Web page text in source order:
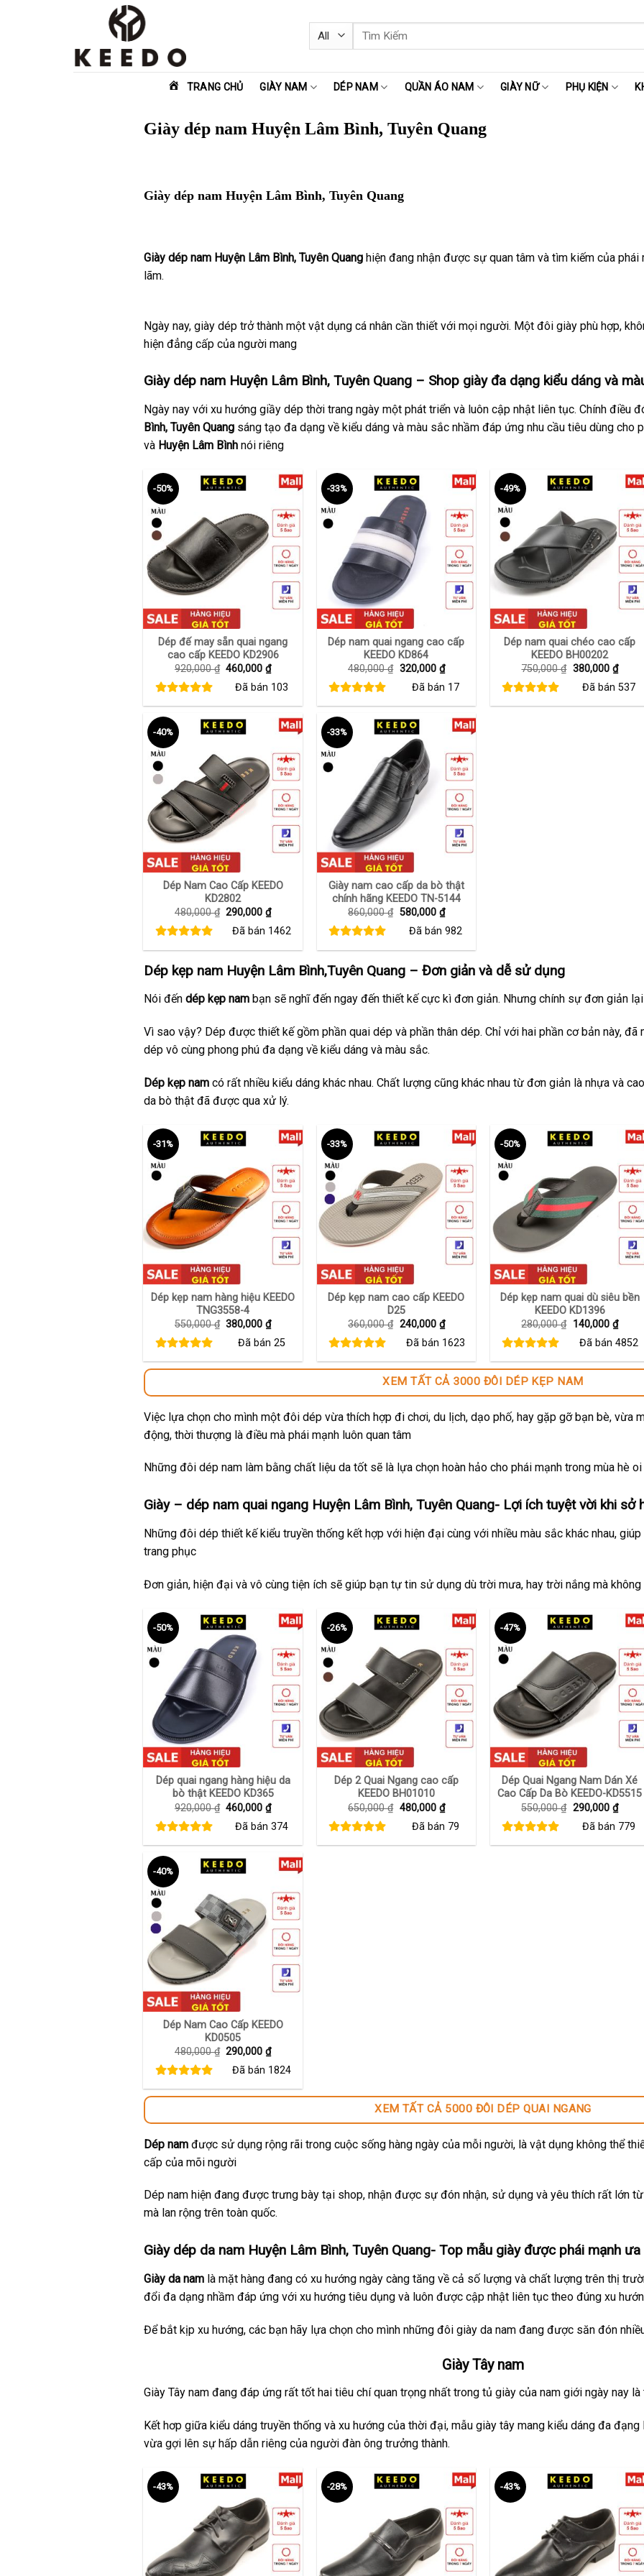
Tìm
kiếm:
TRANG CHỦ GIÀY NAM DÉP NAM QUẦN ÁO NAM GIÀY NỮ PHỤ KIỆN
Giày dép nam Huyện Lâm Bình, Tuyên Quang
Giày dép nam Huyện Lâm Bình, Tuyên Quang
Giày dép nam Huyện Lâm Bình, Tuyên Quang hiện đang nhận được sự quan tâm và tìm kiếm của
lãm.
Ngày nay, giày dép trở thành một vật dụng cá nhân cần thiết với mọi người. Một đôi giày phù hợp,
hiện đẳng cấp của người mang
Giày dép nam Huyện Lâm Bình, Tuyên Quang – Shop giày đa dạng kiểu dáng và
Ngày nay với xu hướng giầy dép thời trang ngày một phát triển và luôn cập nhật liên tục. Chính điều
Bình, Tuyên Quangsáng tạo đa dạng về kiểu dáng và màu sắc nhầm đáp ứng nhu cầu tiêu dùng cho
và Huyện Lâm Bình nói riêng
-50%
+
Dép đế may sẵn quai ngang
cao cấp KEEDO KD2906
920,000₫ Giá
là:
460,000₫Giá
hiện
tại
460,000 ₫.
Đã bán 103
-33%
+
Dép nam quai ngang cao cấp
KEEDO KD864
480,000₫ Giá
320,000 ₫Giá
hiện
tại
320,000 ₫.
Đã bán 17
-49%
+
Dép nam quai chéo cao cấp
KEEDO BH00202
750,000₫ Giá
380,000 ₫Giá
hiện
tại
Đã bán 537
-40%
+
Dép Nam Cao Cấp KEEDO
KD2802
480,000₫ Giá
là:
290,000₫Giá
tại
290,000 ₫.
Đã bán 1462
-33%
+
Giày nam cao cấp da bò thật
chính hãng KEEDO TN-5144
860,000₫ Giá
580,000 ₫Giá
tại
580,000 ₫.
Đã bán 982
Dép kẹp nam Huyện Lâm Bình,Tuyên Quang – Đơn giản và dễ sử dụng
Nói đến dép kẹp nambạn sẽ nghĩ đến ngay đến thiết kế cực kì đơn giản. Nhưng chính sự đơn giản
Vì sao vậy? Dép được thiết kế gồm phần quai dép và phần thân dép. Chỉ với hai phần cơ bản này,
dép vô cùng phong phú đa dạng về kiểu dáng và màu sắc.
Dép kẹp namcó rất nhiều kiểu dáng khác nhau. Chất lượng cũng khác nhau từ đơn giản là nhựa và
da bò thật đã được qua xử lý.
-31%
+
Dép kẹp nam hàng hiệu KEEDO
TNG3558-4
550,000₫ Giá
380,000₫Giá
hiện
tại
380,000 ₫.
Đã bán25
-33%
+
Dép kẹp nam cao cấp KEEDO
D25
360,000₫ Giá
là:
240,000 ₫Giá
hiện
tại
240,000 ₫.
Đã bán 1623
-50%
+
Dép kẹp nam quai dù siêu bền
KEEDO KD1396
280,000₫ Giá
là:
140,000 ₫Giá
hiện
tại
Đã bán 4852
XEM TẤT CẢ 3000 ĐÔI DÉP KẸP NAM
Việc lựa chọn cho mình một đôi dép vừa thích hợp đi chơi, du lịch, dạo phố, hay gặp gỡ bạn bè, vừa
động, thời thượng là điều mà phái mạnh luôn quan tâm
Những đôi dép nam làm bằng chất liệu da tốt sẽ là lựa chọn hoàn hảo cho phái mạnh trong mùa hè
Giày – dép nam quai ngang Huyện Lâm Bình, Tuyên Quang- Lợi ích tuyệt vời khi sở
Những đôi dép thiết kế kiểu truyền thống kết hợp với hiện đại cùng với nhiều màu sắc khác nhau,
trang phục
Đơn giản, hiện đại và vô cùng tiện ích sẽ giúp bạn tự tin sử dụng dù trời mưa, hay trời nắng mà
-50%
+
Dép quai ngang hàng hiệu da
bò thật KEEDO KD365
920,000₫ Giá
là:
460,000₫Giá
hiện
tại
460,000 ₫.
Đã bán374
-26%
+
Dép 2 Quai Ngang cao cấp
KEEDO BH01010
650,000₫ Giá
480,000 ₫Giá
hiện
tại
480,000 ₫.
Đã bán 79
-47%
+
Dép Quai Ngang Nam Dán Xé
Cao Cấp Da Bò KEEDO-KD5515
550,000₫ Giá
290,000 ₫Giá
hiện
tại
Đã bán 779
-40%
+
Dép Nam Cao Cấp KEEDO
KD0505
480,000₫ Giá
là:
290,000₫Giá
hiện
tại
290,000 ₫.
Đã bán 1824
XEM TẤT CẢ 5000 ĐÔI DÉP QUAI NGANG
Dép namđược sử dụng rộng rãi trong cuộc sống hàng ngày của mỗi người, là vật dụng không thể
cấp của mõi người
Dép nam hiện đang được trưng bày tại shop, nhận được sự đón nhận, sử dụng và yêu thích rất lớn
mà lan rộng trên toàn quốc.
Giày dép da nam Huyện Lâm Bình, Tuyên Quang- Top mẫu giày được phái mạnh
Giày da namlà mặt hàng đang có xu hướng ngày càng tăng về cả số lượng và chất lượng trên thị
đổi đa dạng nhầm đáp ứng với xu hướng tiêu dụng và luôn được cập nhật liên tục theo đúng xu
Để bắt kịp xu hướng, các bạn hãy lựa chọn cho mình những đôi giày da nam đang được săn đón
Giày Tây nam
Giày Tây namđang đáp ứng rất tốt hai tiêu chí quan trọng nhất trong tủ giày của nam giới ngày nay là
Kết hơp giữa kiểu dáng truyền thống và xu hướng của thời đại, mẫu giày tây mang kiểu dáng đa
vừa gợi lên sự hấp dẫn riêng của người đàn ông trưởng thành.
-43% -28% -43%